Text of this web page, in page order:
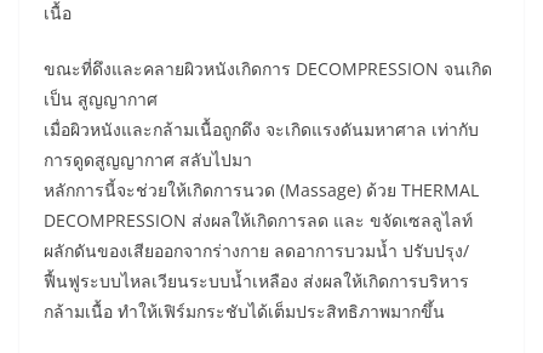
เนื้อ
ขณะที่ดึงและคลายผิวหนังเกิดการ DECOMPRESSION จนเกิด
เป็น สูญญากาศ
เมื่อผิวหนังและกล้ามเนื้อถูกดึง จะเกิดแรงดันมหาศาล เท่ากับ
การดูดสูญญากาศ สลับไปมา
หลักการนี้จะช่วยให้เกิดการนวด (Massage) ด้วย THERMAL
DECOMPRESSION ส่งผลให้เกิดการลด และ ขจัดเซลลูไลท์
ผลักดันของเสียออกจากร่างกาย ลดอาการบวมน้ำ ปรับปรุง/
ฟื้นฟูระบบไหลเวียนระบบน้ำเหลือง ส่งผลให้เกิดการบริหาร
กล้ามเนื้อ ทำให้เฟิร์มกระชับได้เต็มประสิทธิภาพมากขึ้น